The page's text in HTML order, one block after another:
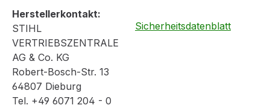
Herstellerkontakt:
STIHL
VERTRIEBSZENTRALE
AG & Co. KG
Robert-Bosch-Str. 13
64807 Dieburg
Tel. +49 6071 204 - 0
Sicherheitsdatenblatt